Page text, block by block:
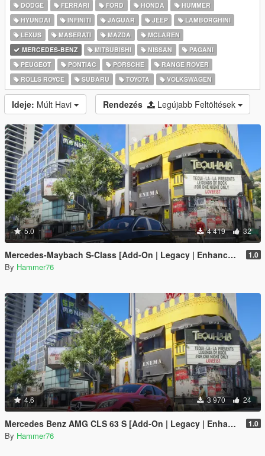
DODGE
FERRARI FORD HONDA
HUMMER
HYUNDAI
INFINITI JAGUAR JEEP
LAMBORGHINI
LEXUS
MASERATI MAZDA
MCLAREN
MERCEDES-BENZ
MITSUBISHI NISSAN
PAGANI
PEUGEOT
PONTIAC PORSCHE
RANGE ROVER
ROLLS ROYCE
SUBARU TOYOTA VOLKSWAGEN
Ideje: Múlt Havi Rendezés Legújabb Feltöltések
5.0 4 419 32
Mercedes-Maybach S-Class [Add-On | Legacy | Enhanced] 1.0
By Hammer76
4.6 3 970 24
Mercedes Benz AMG CLS 63 S [Add-On | Legacy | Enhanced] 1.0
By Hammer76